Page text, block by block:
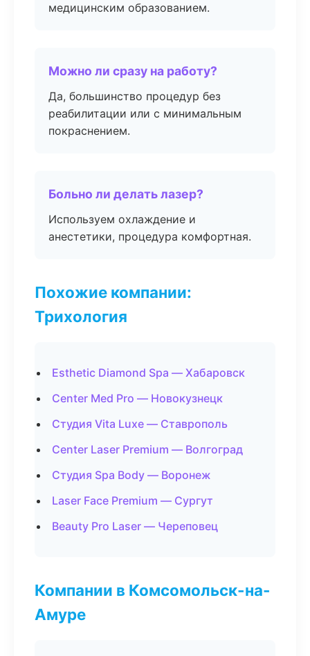
медицинским образованием.
Можно ли сразу на работу?
Да, большинство процедур без
реабилитации или с минимальным
покраснением.
Больно ли делать лазер?
Используем охлаждение и
анестетики, процедура комфортная.
Похожие компании:
Трихология
Esthetic Diamond Spa — Хабаровск
Center Med Pro — Новокузнецк
Студия Vita Luxe — Ставрополь
Center Laser Premium — Волгоград
Студия Spa Body — Воронеж
Laser Face Premium — Сургут
Beauty Pro Laser — Череповец
Компании в Комсомольск-на-
Амуре